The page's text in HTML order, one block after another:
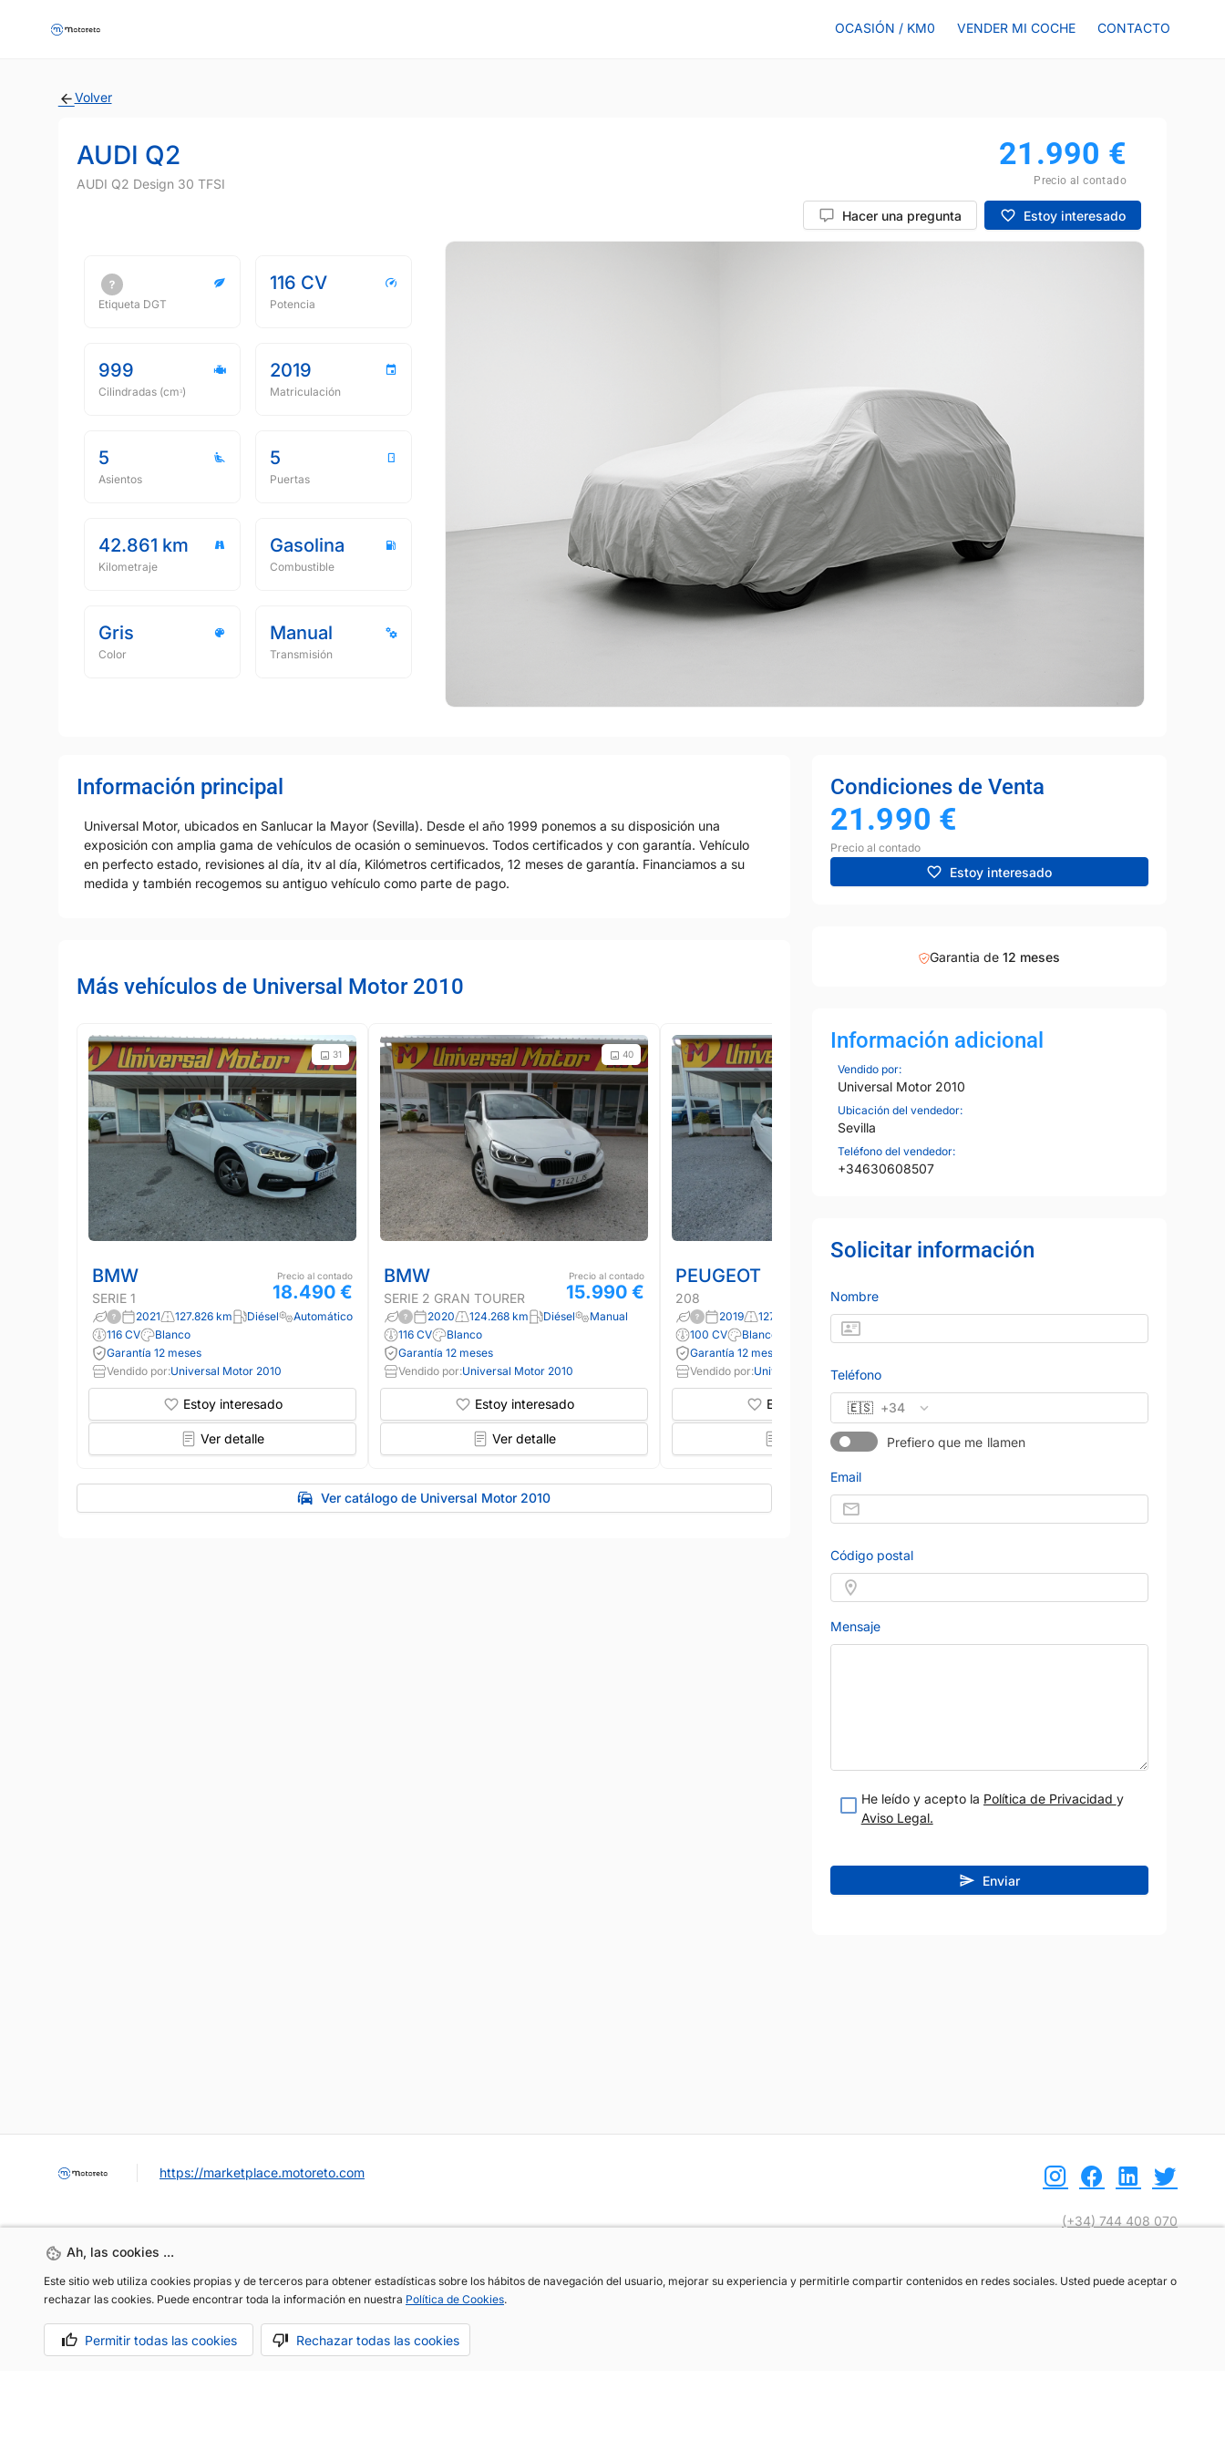
OCASIÓN / KM0 VENDER MI COCHE CONTACTO
Volver
AUDI Q2
AUDI Q2 Design 30 TFSI
21.990 €
Precio al contado
Hacer una pregunta Estoy interesado
Etiqueta DGT
116 CV
Potencia
999
Cilindradas (cmᵌ)
2019
Matriculación
5
Asientos
5
Puertas
42.861 km
Kilometraje
Gasolina
Combustible
Gris
Color
Manual
Transmisión
Información principal
Universal Motor, ubicados en Sanlucar la Mayor (Sevilla). Desde el año 1999 ponemos a su disposición una
exposición con amplia gama de vehículos de ocasión o seminuevos. Todos certificados y con garantía. Vehículo
en perfecto estado, revisiones al día, itv al día, Kilómetros certificados, 12 meses de garantía. Financiamos a su
medida y también recogemos su antiguo vehículo como parte de pago.
Más vehículos de Universal Motor 2010
31
BMW
SERIE 1
Precio al contado
18.490 €
2021 127.826 km Diésel
Automático
116 CV
Blanco
Garantía 12 meses
Vendido por:Universal Motor 2010
Estoy interesado
Ver detalle
40
BMW
SERIE 2 GRAN TOURER
Precio al contado
15.990 €
2020 124.268 km Diésel
Manual
116 CV
Blanco
Garantía 12 meses
Vendido por:Universal Motor 2010
Estoy interesado
Ver detalle
PEUGEOT
208 9.490 €
2019 127.605 km Diésel
Manual
100 CV
Blanco
Garantía 12 meses
Vendido por:Universal Motor 2010
Estoy interesado
Ver detalle
2021 101.186 km Diésel
Ver catálogo de Universal Motor 2010
Condiciones de Venta
21.990 €
Precio al contado
Estoy interesado
Garantia de 12 meses
Información adicional
Vendido por:
Universal Motor 2010
Ubicación del vendedor:
Sevilla
Teléfono del vendedor:
+34630608507
Solicitar información
Nombre
Teléfono
🇪🇸 +34
Prefiero que me llamen
Email
Código postal
Mensaje
He leído y acepto la Política de Privacidad y
Aviso Legal.
Enviar
Ah, las cookies ...
Este sitio web utiliza cookies propias y de terceros para obtener estadísticas sobre los hábitos de navegación del usuario, mejorar su experiencia y permitirle compartir contenidos en redes sociales. Usted puede aceptar o
rechazar las cookies. Puede encontrar toda la información en nuestra Política de Cookies.
Permitir todas las cookies Rechazar todas las cookies
Ah, las cookies ...
Este sitio web utiliza cookies propias y de terceros para obtener estadísticas sobre los hábitos de navegación del usuario, mejorar su experiencia y permitirle compartir contenidos en redes sociales. Usted puede aceptar o
rechazar las cookies. Puede encontrar toda la información en nuestra Política de Cookies.
Permitir todas las cookies Rechazar todas las cookies
https://marketplace.motoreto.com
(+34) 744 408 070
OCASIÓN / KM0 VENDER MI COCHE CONTACTO